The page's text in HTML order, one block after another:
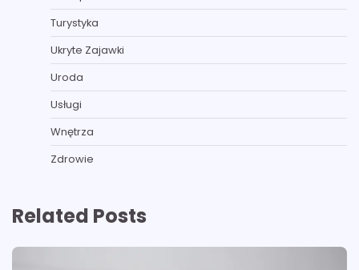
Turystyka
Ukryte Zajawki
Uroda
Usługi
Wnętrza
Zdrowie
Related Posts